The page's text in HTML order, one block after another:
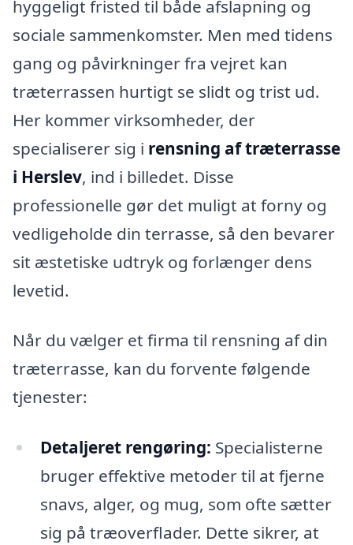
hyggeligt fristed til både afslapning og
sociale sammenkomster. Men med tidens
gang og påvirkninger fra vejret kan
træterrassen hurtigt se slidt og trist ud.
Her kommer virksomheder, der
specialiserer sig i rensning af træterrasse
i Herslev, ind i billedet. Disse
professionelle gør det muligt at forny og
vedligeholde din terrasse, så den bevarer
sit æstetiske udtryk og forlænger dens
levetid.
Når du vælger et firma til rensning af din
træterrasse, kan du forvente følgende
tjenester:
Detaljeret rengøring: Specialisterne
bruger effektive metoder til at fjerne
snavs, alger, og mug, som ofte sætter
sig på træoverflader. Dette sikrer, at